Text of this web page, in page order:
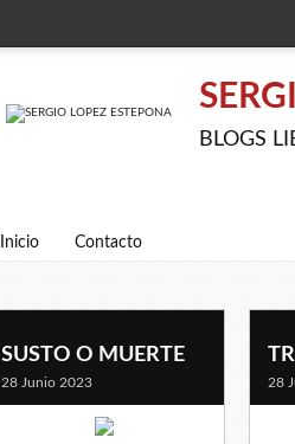
BLOGS
Inicio Contacto
SUSTO O MUERTE
28 Junio 2023 28